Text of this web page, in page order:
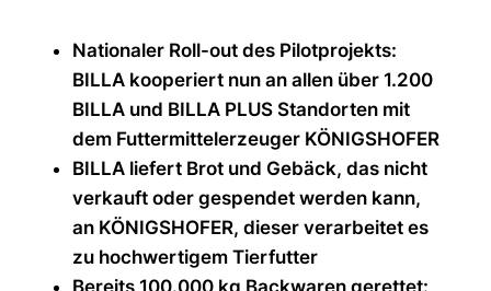
Nationaler Roll-out des Pilotprojekts:
BILLA kooperiert nun an allen über 1.200
BILLA und BILLA PLUS Standorten mit
dem Futtermittelerzeuger KÖNIGSHOFER
BILLA liefert Brot und Gebäck, das nicht
verkauft oder gespendet werden kann,
an KÖNIGSHOFER, dieser verarbeitet es
zu hochwertigem Tierfutter
Bereits 100.000 kg Backwaren gerettet: